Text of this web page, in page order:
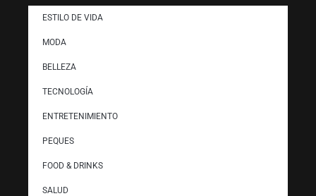
ESTILO DE VIDA
MODA
BELLEZA
TECNOLOGÍA
ENTRETENIMIENTO
PEQUES
FOOD & DRINKS
SALUD